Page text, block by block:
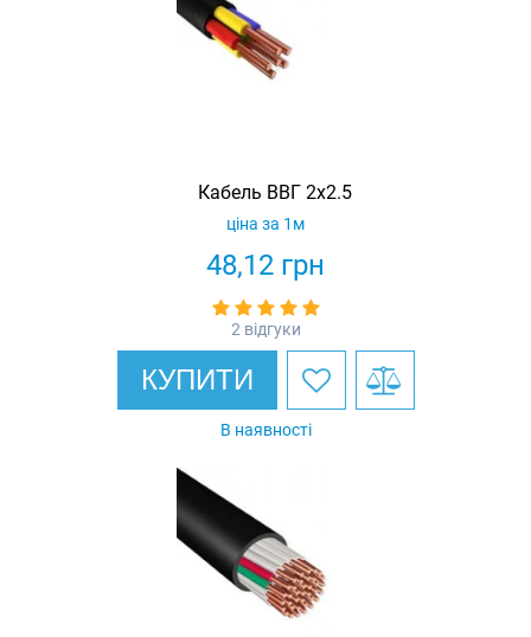
Кабель ВВГ 2х2.5
48,12 грн
ціна за 1м
2 відгуки
КУПИТИ
В наявності